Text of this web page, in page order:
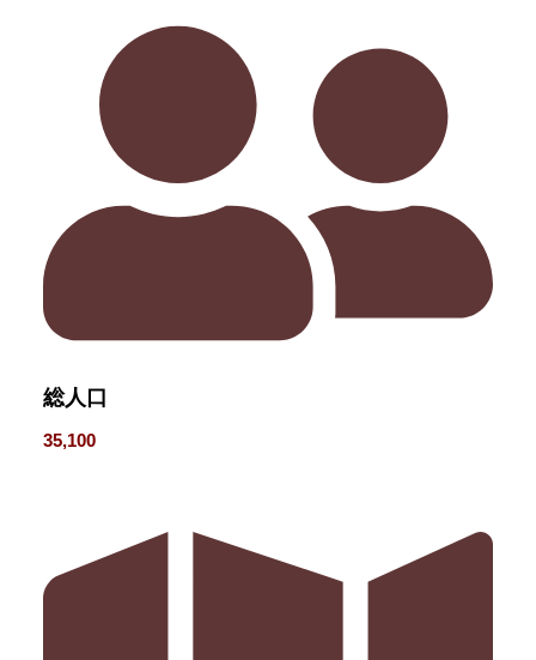
総人口
35,100